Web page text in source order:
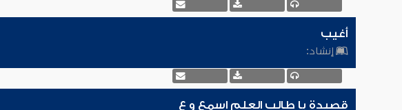
أغيب
إنشاد:
قصيدة يا طالب العلم اسمع و ع